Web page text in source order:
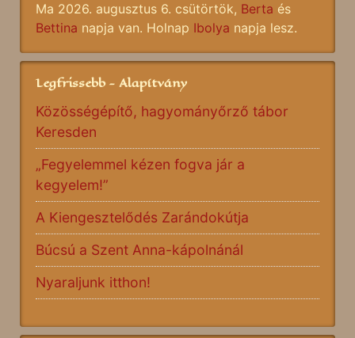
Ma 2026. augusztus 6. csütörtök, Berta és
Bettina napja van. Holnap Ibolya napja lesz.
Legfrissebb - Alapítvány
Közösségépítő, hagyományőrző tábor
Keresden
„Fegyelemmel kézen fogva jár a
kegyelem!”
A Kiengesztelődés Zarándokútja
Búcsú a Szent Anna-kápolnánál
Nyaraljunk itthon!